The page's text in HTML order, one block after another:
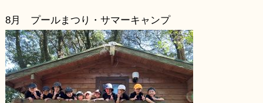
8月 プールまつり・サマーキャンプ